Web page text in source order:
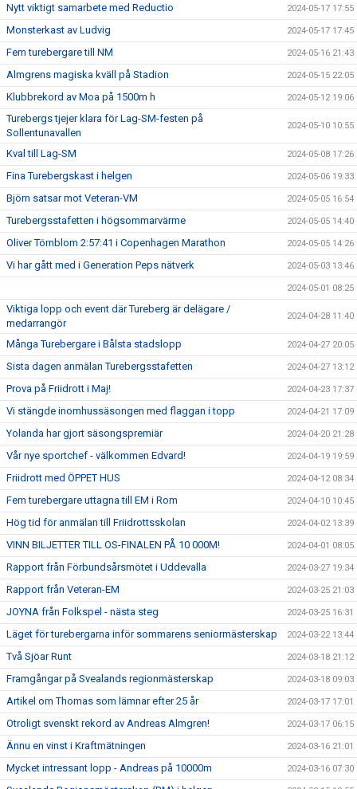
Nytt viktigt samarbete med Reductio 2024-05-17 17:55
Monsterkast av Ludvig 2024-05-17 17:45
Fem turebergare till NM 2024-05-16 21:43
Almgrens magiska kväll på Stadion 2024-05-15 22:05
Klubbrekord av Moa på 1500m h 2024-05-12 19:06
Turebergs tjejer klara för Lag-SM-festen på
Sollentunavallen
2024-05-10 10:55
Kval till Lag-SM 2024-05-08 17:26
Fina Turebergskast i helgen 2024-05-06 19:33
Björn satsar mot Veteran-VM 2024-05-05 16:54
Turebergsstafetten i högsommarvärme 2024-05-05 14:40
Oliver Törnblom 2:57:41 i Copenhagen Marathon 2024-05-05 14:26
Vi har gått med i Generation Peps nätverk 2024-05-03 13:46
2024-05-01 08:25
Viktiga lopp och event där Tureberg är delägare /
medarrangör
2024-04-28 11:40
Många Turebergare i Bålsta stadslopp 2024-04-27 20:05
Sista dagen anmälan Turebergsstafetten 2024-04-27 13:12
Prova på Friidrott i Maj! 2024-04-23 17:37
Vi stängde inomhussäsongen med flaggan i topp 2024-04-21 17:09
Yolanda har gjort säsongspremiär 2024-04-20 21:28
Vår nye sportchef - välkommen Edvard! 2024-04-19 19:59
Friidrott med ÖPPET HUS 2024-04-12 08:34
Fem turebergare uttagna till EM i Rom 2024-04-10 10:45
Hög tid för anmälan till Friidrottsskolan 2024-04-02 13:39
VINN BILJETTER TILL OS-FINALEN PÅ 10 000M! 2024-04-01 08:05
Rapport från Förbundsårsmötet i Uddevalla 2024-03-27 19:34
Rapport från Veteran-EM 2024-03-25 21:03
JOYNA från Folkspel - nästa steg 2024-03-25 16:31
Läget för turebergarna inför sommarens seniormästerskap 2024-03-22 13:44
Två Sjöar Runt 2024-03-18 21:12
Framgångar på Svealands regionmästerskap 2024-03-18 09:03
Artikel om Thomas som lämnar efter 25 år 2024-03-17 17:01
Otroligt svenskt rekord av Andreas Almgren! 2024-03-17 06:15
Ännu en vinst i Kraftmätningen 2024-03-16 21:01
Mycket intressant lopp - Andreas på 10000m 2024-03-16 07:30